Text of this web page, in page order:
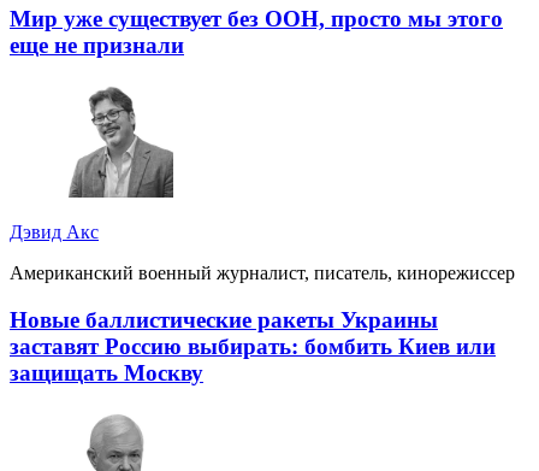
Мир уже существует без ООН, просто мы этого
еще не признали
Дэвид Акс
Американский военный журналист, писатель, кинорежиссер
Новые баллистические ракеты Украины
заставят Россию выбирать: бомбить Киев или
защищать Москву